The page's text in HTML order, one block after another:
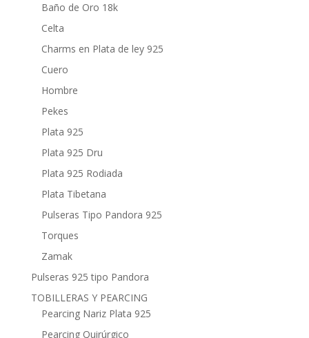
Baño de Oro 18k
Celta
Charms en Plata de ley 925
Cuero
Hombre
Pekes
Plata 925
Plata 925 Dru
Plata 925 Rodiada
Plata Tibetana
Pulseras Tipo Pandora 925
Torques
Zamak
Pulseras 925 tipo Pandora
TOBILLERAS Y PEARCING
Pearcing Nariz Plata 925
Pearcing Quirúrgico